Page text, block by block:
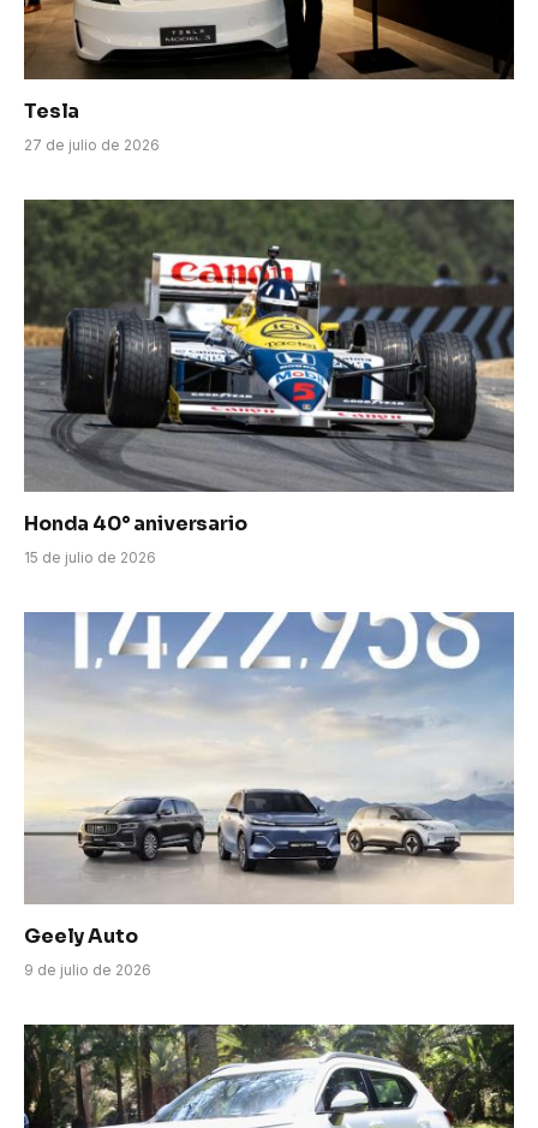
Tesla
27 de julio de 2026
Honda 40° aniversario
15 de julio de 2026
Geely Auto
9 de julio de 2026